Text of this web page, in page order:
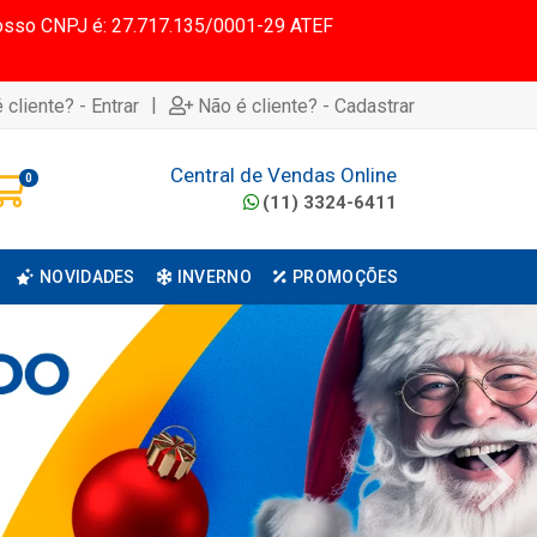
CNPJ é: 27.717.135/0001-29 ATEF
cliente? - Entrar | Não é cliente? - Cadastrar
0 Central de Vendas Online
(11) 3324-6411
NOVIDADES INVERNO PROMOÇÕES